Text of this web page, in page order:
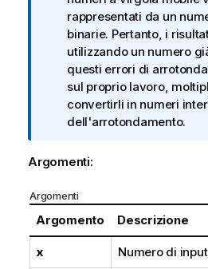
n
f
o
r
m
a
t
c
rappresentati da un
binarie. Pertanto, i
utilizzando un numero
questi errori di
sul proprio lavoro,
convertirli in numeri
dell'arrotondamento.
Argomenti:
Argomenti
Argomento Descrizione
x Numero di